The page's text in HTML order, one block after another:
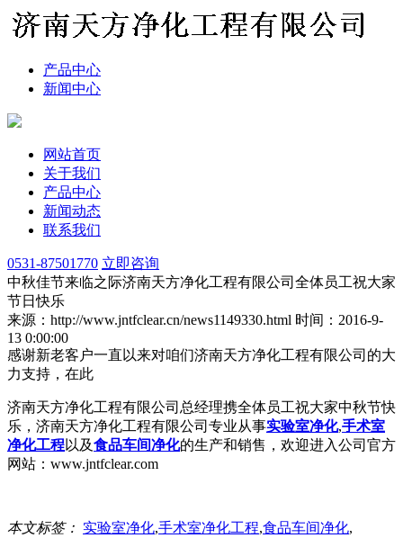
产品中心
新闻中心
网站首页
关于我们
产品中心
新闻动态
联系我们
0531-87501770 立即咨询
中秋佳节来临之际济南天方净化工程有限公司全体员工祝大家
节日快乐
来源：http://www.jntfclear.cn/news1149330.html 时间：2016-9-
13 0:00:00
感谢新老客户一直以来对咱们济南天方净化工程有限公司的大
力支持，在此
济南天方净化工程有限公司总经理携全体员工祝大家中秋节快
乐，济南天方净化工程有限公司专业从事实验室净化,手术室
净化工程以及食品车间净化的生产和销售，欢迎进入公司官方
网站：www.jntfclear.com
本文标签： 实验室净化,手术室净化工程,食品车间净化,